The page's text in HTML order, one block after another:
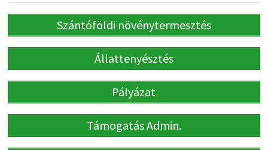
Szántóföldi növénytermesztés
Állattenyésztés
Pályázat
Támogatás Admin.